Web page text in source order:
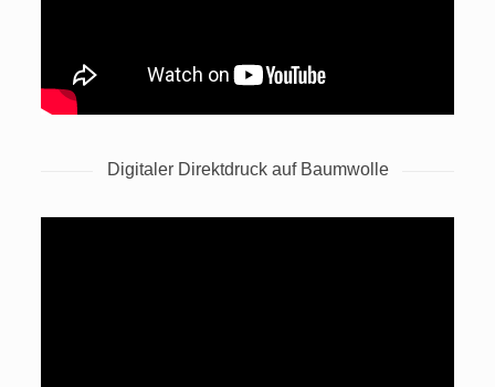
Digitaler Direktdruck auf Baumwolle